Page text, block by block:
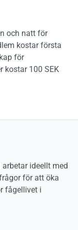
och natt för
kostar första
för
kostar 100 SEK
ideellt med
för att öka
fågellivet i